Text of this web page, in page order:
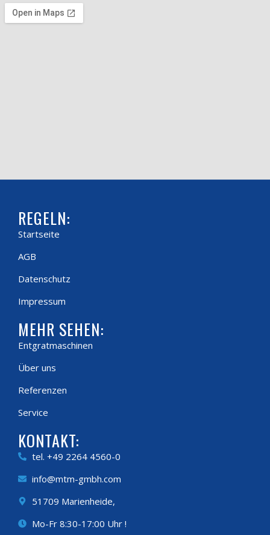
REGELN:
Startseite
AGB
Datenschutz
Impressum
MEHR SEHEN:
Entgratmaschinen
Über uns
Referenzen
Service
KONTAKT:
tel. +49 2264 4560-0
info@mtm-gmbh.com
51709 Marienheide,
Mo-Fr 8:30-17:00 Uhr !